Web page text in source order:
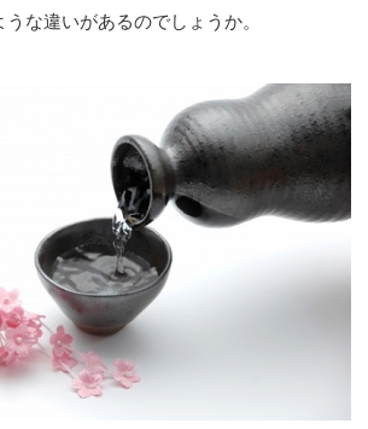
な違いがあるのでしょうか。